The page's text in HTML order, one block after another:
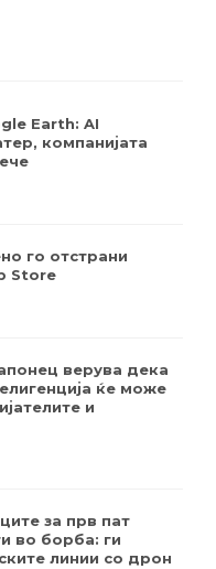
Earth: AI
компанијата
го отстрани
Store
верува дека
ќе може
и
за прв пат
во борба: ги
линии со дрон